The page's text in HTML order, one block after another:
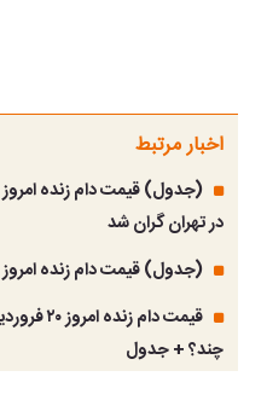
اخبار مرتبط
در تهران گران شد
(جدول) قیمت دام زنده امروز ۲۱ فروردین ۱۴۰۴
چند؟ + جدول